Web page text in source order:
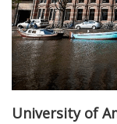
University of